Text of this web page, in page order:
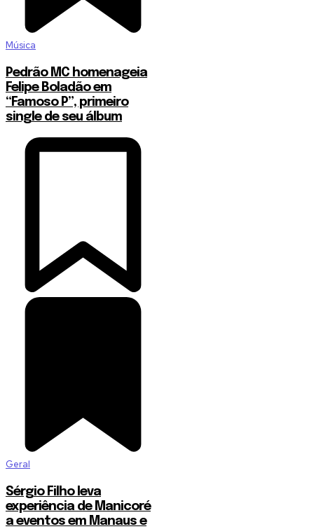
Música
Pedrão MC homenageia
Felipe Boladão em
“Famoso P”, primeiro
single de seu álbum
Geral
Sérgio Filho leva
experiência de Manicoré
a eventos em Manaus e